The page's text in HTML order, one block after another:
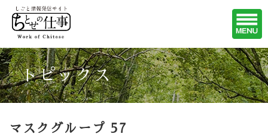
トピックス
マスクグループ 57